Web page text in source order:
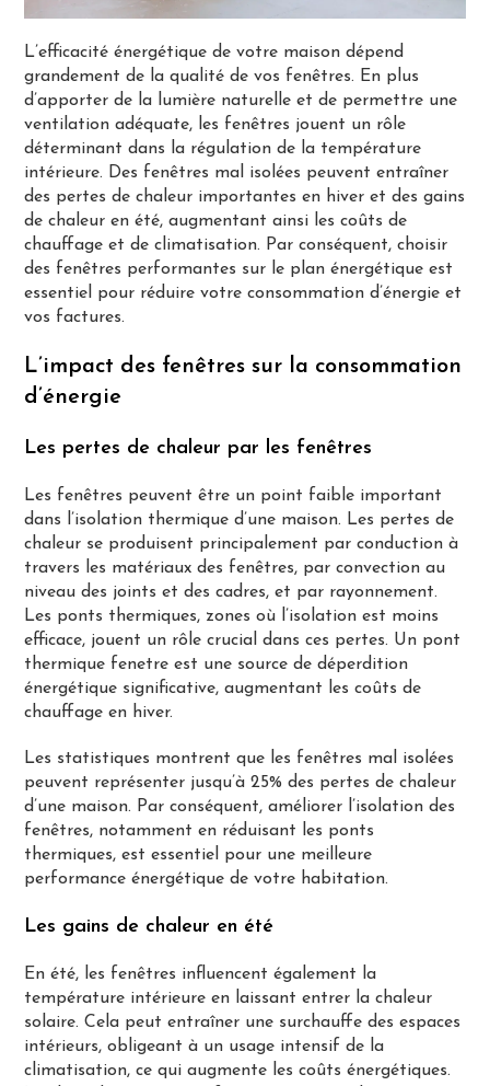
L’efficacité énergétique de votre maison dépend
grandement de la qualité de vos fenêtres. En plus
d’apporter de la lumière naturelle et de permettre une
ventilation adéquate, les fenêtres jouent un rôle
déterminant dans la régulation de la température
intérieure. Des fenêtres mal isolées peuvent entraîner
des pertes de chaleur importantes en hiver et des gains
de chaleur en été, augmentant ainsi les coûts de
chauffage et de climatisation. Par conséquent, choisir
des fenêtres performantes sur le plan énergétique est
essentiel pour réduire votre consommation d’énergie et
vos factures​.
L’impact des fenêtres sur la consommation
d’énergie
Les pertes de chaleur par les fenêtres
Les fenêtres peuvent être un point faible important
dans l’isolation thermique d’une maison. Les pertes de
chaleur se produisent principalement par conduction à
travers les matériaux des fenêtres, par convection au
niveau des joints et des cadres, et par rayonnement.
Les ponts thermiques, zones où l’isolation est moins
efficace, jouent un rôle crucial dans ces pertes. Un pont
thermique fenetre est une source de déperdition
énergétique significative, augmentant les coûts de
chauffage en hiver.
Les statistiques montrent que les fenêtres mal isolées
peuvent représenter jusqu’à 25% des pertes de chaleur
d’une maison. Par conséquent, améliorer l’isolation des
fenêtres, notamment en réduisant les ponts
thermiques, est essentiel pour une meilleure
performance énergétique de votre habitation.
Les gains de chaleur en été
En été, les fenêtres influencent également la
température intérieure en laissant entrer la chaleur
solaire. Cela peut entraîner une surchauffe des espaces
intérieurs, obligeant à un usage intensif de la
climatisation, ce qui augmente les coûts énergétiques.